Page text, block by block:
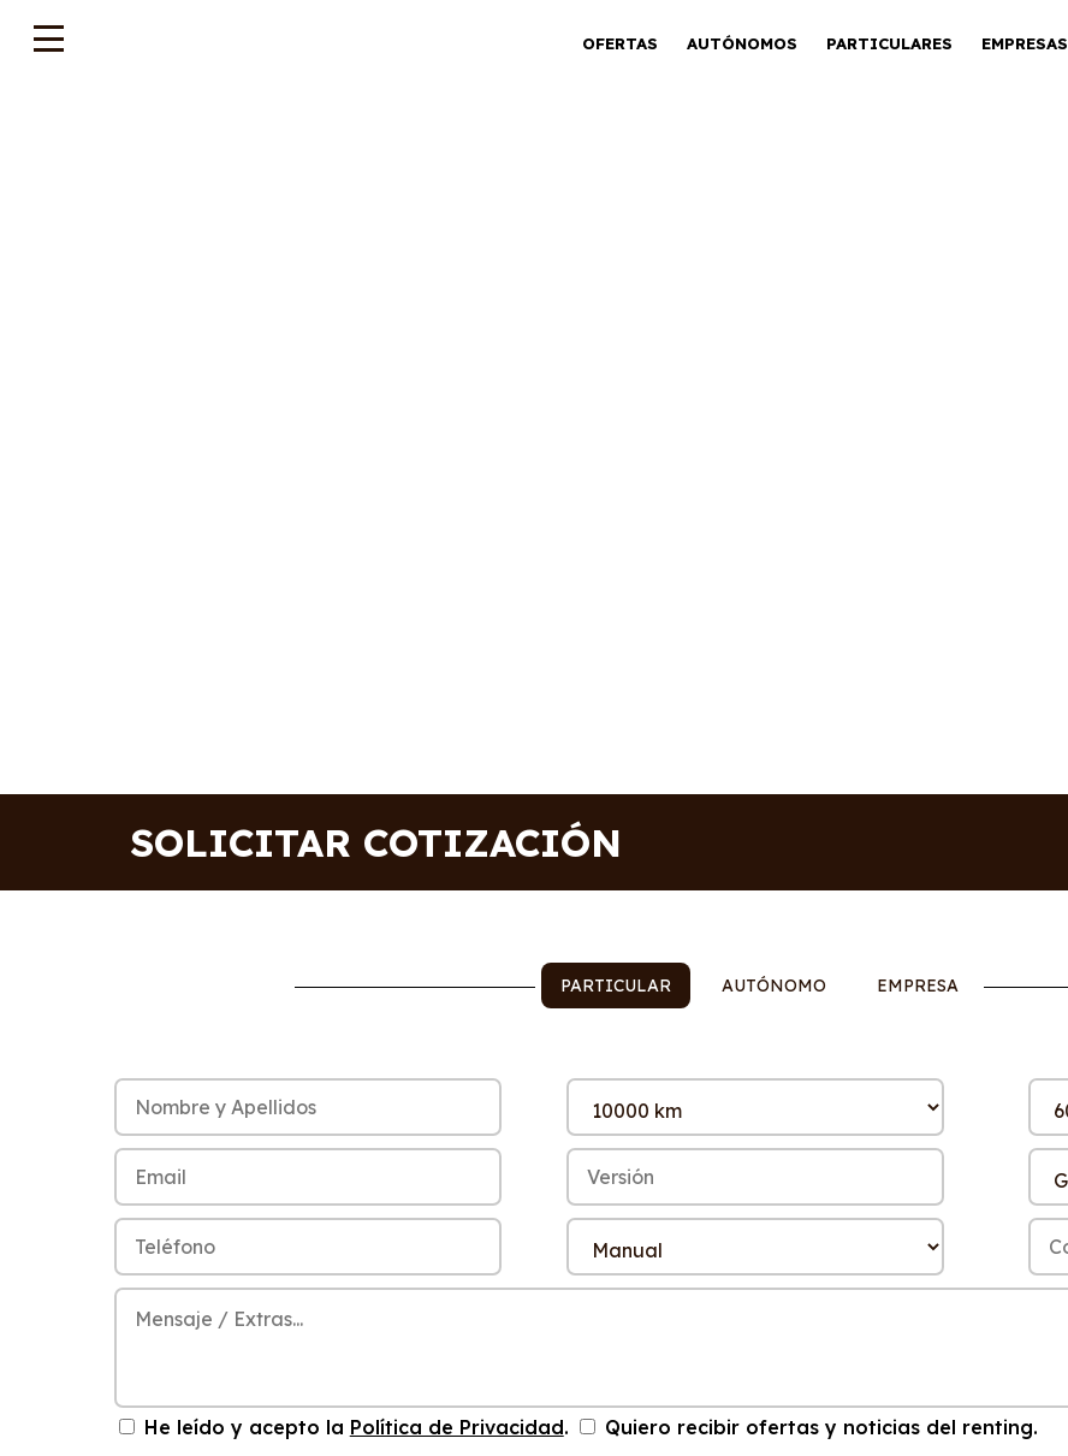
OFERTAS AUTÓNOMOS PARTICULARES EMPRESAS
SOLICITAR COTIZACIÓN
PARTICULAR AUTÓNOMO EMPRESA
He leído y acepto la Política de Privacidad. Quiero recibir ofertas y noticias del renting.